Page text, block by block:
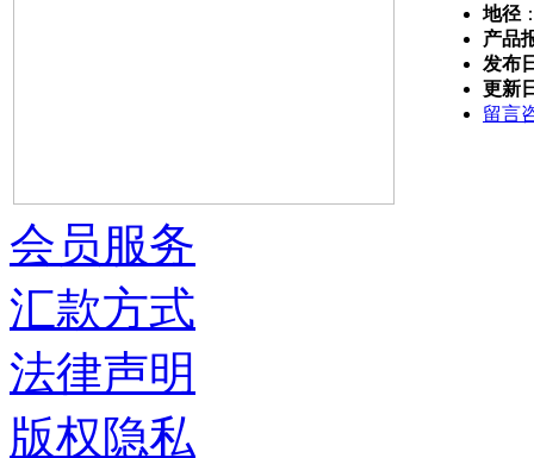
地径
产品
发布
更新
留言
会员服务
汇款方式
法律声明
版权隐私